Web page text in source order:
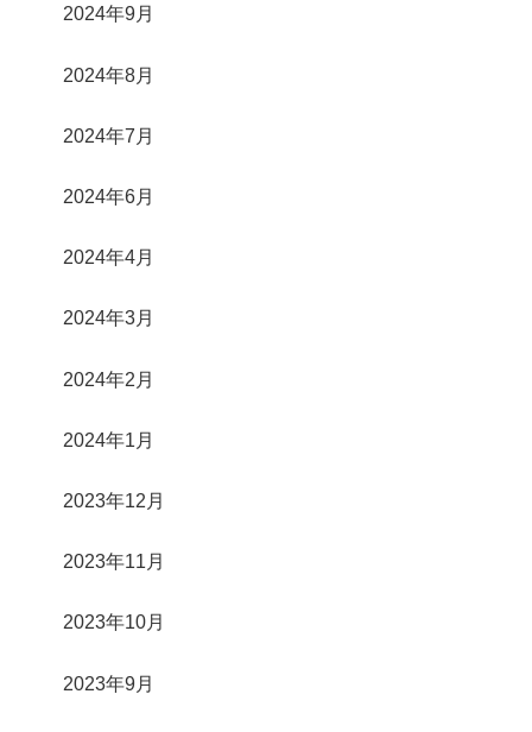
2024年9月
2024年8月
2024年7月
2024年6月
2024年4月
2024年3月
2024年2月
2024年1月
2023年12月
2023年11月
2023年10月
2023年9月